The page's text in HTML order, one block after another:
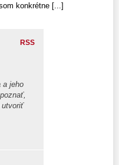
konkrétne [...]
RSS
a jeho
utvoriť